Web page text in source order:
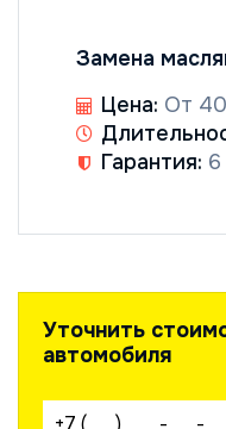
Замена
Цена: От
Гарантия: 6
Уточнить
автомобиля
Ваш телефон: